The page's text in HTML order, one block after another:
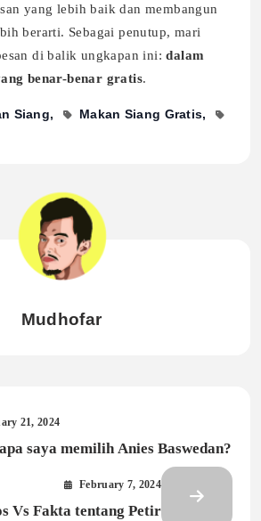
yang lebih baik dan membangun
berarti. Sebagai penutup, mari
di balik ungkapan ini:dalam
benar-benar gratis.
Siang
Makan Siang Gratis
Mudhofar
21, 2024
saya memilih Anies Baswedan?
February 7, 2024
Vs Fakta tentang Petir